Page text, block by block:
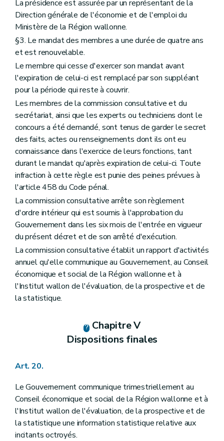
La présidence est assurée par un représentant de la
Direction générale de l'économie et de l'emploi du
Ministère de la Région wallonne.
§3. Le mandat des membres a une durée de quatre ans
et est renouvelable.
Le membre qui cesse d'exercer son mandat avant
l'expiration de celui-ci est remplacé par son suppléant
pour la période qui reste à couvrir.
Les membres de la commission consultative et du
secrétariat, ainsi que les experts ou techniciens dont le
concours a été demandé, sont tenus de garder le secret
des faits, actes ou renseignements dont ils ont eu
connaissance dans l'exercice de leurs fonctions, tant
durant le mandat qu'après expiration de celui-ci. Toute
infraction à cette règle est punie des peines prévues à
l'article 458 du Code pénal.
La commission consultative arrête son règlement
d'ordre intérieur qui est soumis à l'approbation du
Gouvernement dans les six mois de l'entrée en vigueur
du présent décret et de son arrêté d'exécution.
La commission consultative établit un rapport d'activités
annuel qu'elle communique au Gouvernement, au Conseil
économique et social de la Région wallonne et à
l'Institut wallon de l'évaluation, de la prospective et de
la statistique.
Chapitre V
Dispositions finales
Art. 20.
Le Gouvernement communique trimestriellement au
Conseil économique et social de la Région wallonne et à
l'Institut wallon de l'évaluation, de la prospective et de
la statistique une information statistique relative aux
incitants octroyés.